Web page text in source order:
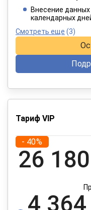
При оплате
Внесение
календарных
Смотреть еще (3)
Тариф VIP
- 40%
26
4 364